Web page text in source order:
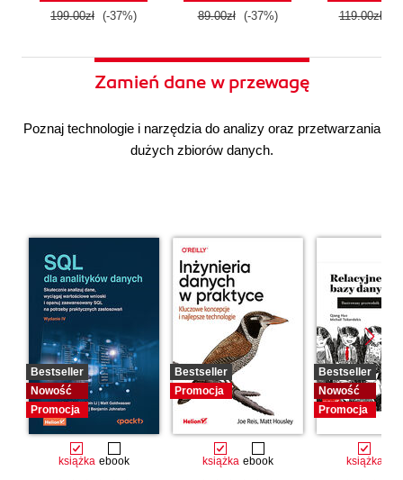
199.00zł (-37%) 89.00zł (-37%) 119.00zł
Zamień dane w przewagę
Poznaj technologie i narzędzia do analizy oraz przetwarzania
dużych zbiorów danych.
Bestseller
Nowość
Promocja
książka ebook
Bestseller
Promocja
książka ebook
Bestseller
Nowość
Promocja
książka